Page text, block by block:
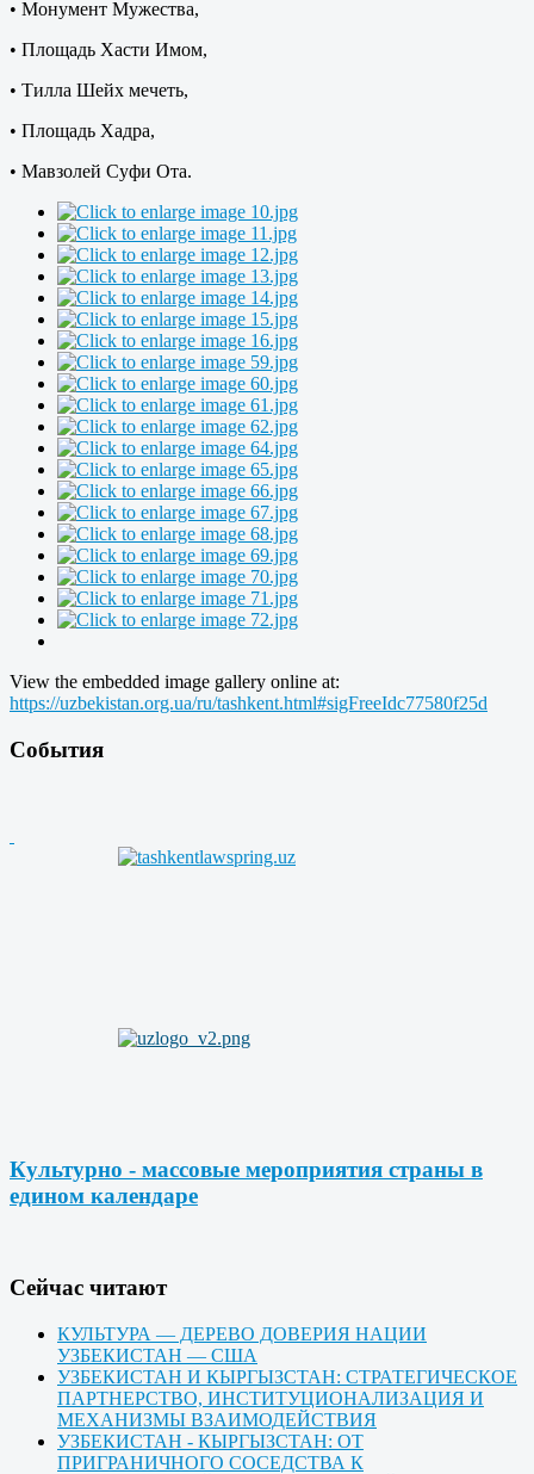
• Монумент Мужества,
• Площадь Хасти Имом,
• Тилла Шейх мечеть,
• Площадь Хадра,
• Мавзолей Суфи Ота.
View the embedded image gallery online at:
https://uzbekistan.org.ua/ru/tashkent.html#sigFreeIdc77580f25d
События
Культурно - массовые мероприятия страны в
едином календаре
Cейчас читают
КУЛЬТУРА — ДЕРЕВО ДОВЕРИЯ НАЦИИ
УЗБЕКИСТАН — США
УЗБЕКИСТАН И КЫРГЫЗСТАН: СТРАТЕГИЧЕСКОЕ
ПАРТНЕРСТВО, ИНСТИТУЦИОНАЛИЗАЦИЯ И
МЕХАНИЗМЫ ВЗАИМОДЕЙСТВИЯ
УЗБЕКИСТАН - КЫРГЫЗСТАН: ОТ
ПРИГРАНИЧНОГО СОСЕДСТВА К